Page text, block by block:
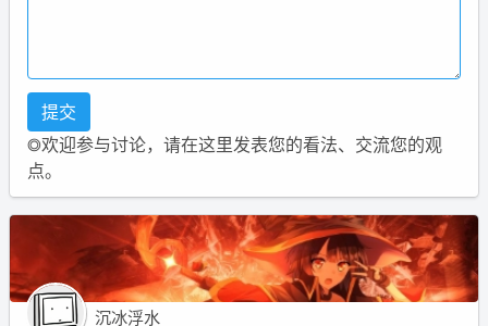
◎欢迎参与讨论，请在这里发表您的看法、交流您的观
点。
沉冰浮水